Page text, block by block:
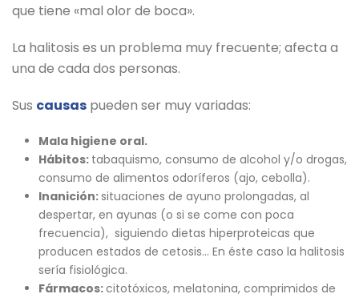
que tiene «mal olor de boca».
La halitosis es un problema muy frecuente; afecta a
una de cada dos personas.
Sus causas pueden ser muy variadas:
Mala higiene oral.
Hábitos: tabaquismo, consumo de alcohol y/o drogas,
consumo de alimentos odoríferos (ajo, cebolla).
Inanición:situaciones de ayuno prolongadas, al
despertar, en ayunas (o si se come con poca
frecuencia), siguiendo dietas hiperproteicas que
producen estados de cetosis… En éste caso la halitosis
sería fisiológica.
Fármacos:citotóxicos, melatonina, comprimidos de